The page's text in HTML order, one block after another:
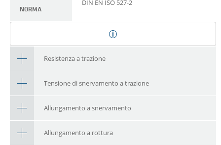
NORMA
DIN EN ISO 527-2
Resistenza a trazione
Tensione di snervamento a trazione
Allungamento a snervamento
Allungamento a rottura